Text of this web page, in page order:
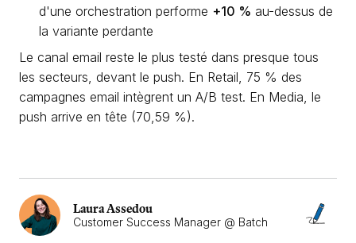
d'une orchestration performe +10 % au-dessus de
la variante perdante
Le canal email reste le plus testé dans presque tous
les secteurs, devant le push. En Retail, 75 % des
campagnes email intègrent un A/B test. En Media, le
push arrive en tête (70,59 %).
Laura Assedou
Customer Success Manager @ Batch